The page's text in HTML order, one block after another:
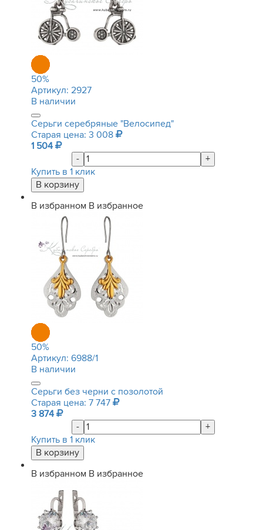
50%
Артикул: 2927
В наличии
Серьги серебряные "Велосипед"
Старая цена: 3 008
1 504
-
+
Купить в 1 клик
В избранном В избранное
50%
Артикул: 6988/1
В наличии
Серьги без черни с позолотой
Старая цена: 7 747
3 874
-
+
Купить в 1 клик
В избранном В избранное